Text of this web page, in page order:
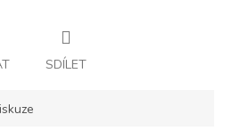
SDÍLET